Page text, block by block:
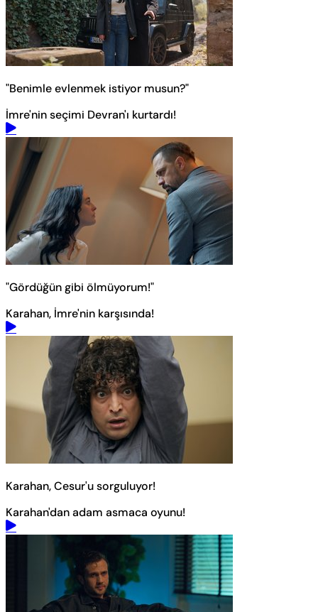
"Benimle evlenmek istiyor musun?"
İmre'nin seçimi Devran'ı kurtardı!
"Gördüğün gibi ölmüyorum!"
Karahan, İmre'nin karşısında!
Karahan, Cesur'u sorguluyor!
Karahan'dan adam asmaca oyunu!